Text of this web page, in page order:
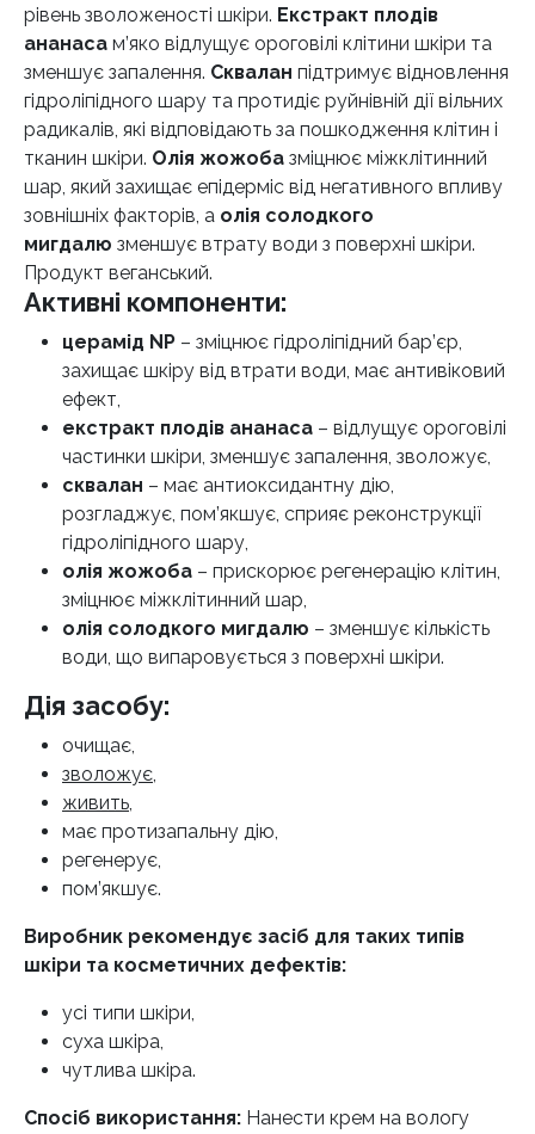
рівень зволоженості шкіри. Екстракт плодів
ананаса м’яко відлущує ороговілі клітини шкіри та
зменшує запалення. Сквалан підтримує відновлення
гідроліпідного шару та протидіє руйнівній дії вільних
радикалів, які відповідають за пошкодження клітин і
тканин шкіри. Олія жожоба зміцнює міжклітинний
шар, який захищає епідерміс від негативного впливу
зовнішніх факторів, а олія солодкого
мигдалю зменшує втрату води з поверхні шкіри.
Продукт веганський.
Активні компоненти:
церамід NP – зміцнює гідроліпідний бар’єр,
захищає шкіру від втрати води, має антивіковий
ефект,
екстракт плодів ананаса – відлущує ороговілі
частинки шкіри, зменшує запалення, зволожує,
сквалан – має антиоксидантну дію,
розгладжує, пом’якшує, сприяє реконструкції
гідроліпідного шару,
олія жожоба – прискорює регенерацію клітин,
зміцнює міжклітинний шар,
олія солодкого мигдалю – зменшує кількість
води, що випаровується з поверхні шкіри.
Дія засобу:
очищає,
зволожує,
живить,
має протизапальну дію,
регенерує,
пом’якшує.
Виробник рекомендує засіб для таких типів
шкіри та косметичних дефектів:
усі типи шкіри,
суха шкіра,
чутлива шкіра.
Спосіб використання: Нанести крем на вологу